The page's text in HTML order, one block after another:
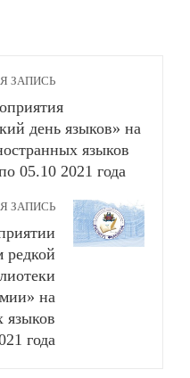
ЗАПИСЬ
день языков» на
языков
05.10 2021 года
ЗАПИСЬ
редкой
на
языков
года